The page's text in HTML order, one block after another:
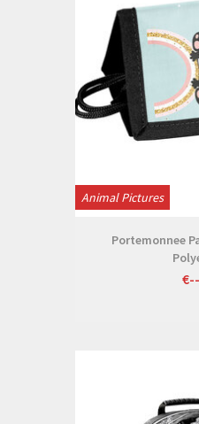
Animal Pictures
Portemonnee